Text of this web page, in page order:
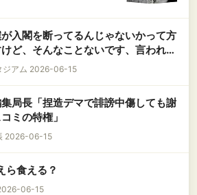
が入閣を断ってるんじゃないかって方
ど、そんなことないです、言われた
ジアム 2026-06-15
集局長「捏造デマで誹謗中傷しても謝
ミの特権」
2026-06-15
ら食える？
06-15